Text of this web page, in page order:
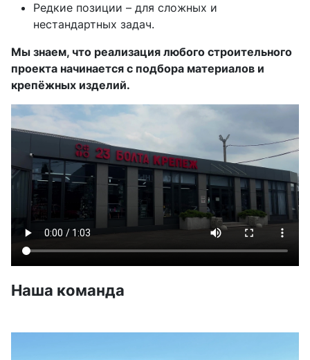
Редкие позиции – для сложных и
нестандартных задач.
Мы знаем, что реализация любого строительного
проекта начинается с подбора материалов и
крепёжных изделий.
Наша команда